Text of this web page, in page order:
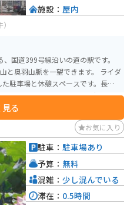
国道399号線沿いの道の駅です。
羽山脈を一望できます。 ライダ
駐車場と休憩スペースです。長距
適です。また、周辺には景観の良
クでのツーリングにもおすすめで
どが楽しめます。特に、岩手山麓
濃厚な味わいで人気です。 展望
ことができます。春には、可憐な
々が目に鮮やかです。秋には、
岩手山が雄大です。 道の駅 種
ルメや文化に触れることができる
る
施設： 屋内
お気に入り
駐車： 駐車場あり
予算： 無料
混雑： 少し混んでいる
滞在： 0.5時間